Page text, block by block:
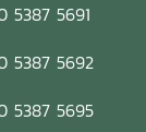
5387 5691
5387 5692
5387 5695